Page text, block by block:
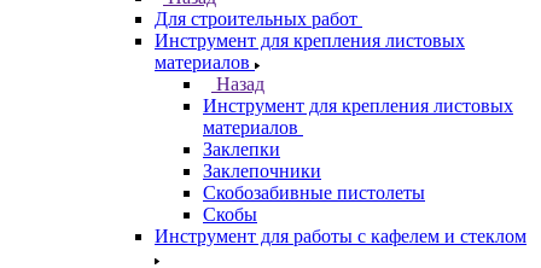
Для строительных работ
Инструмент для крепления листовых
материалов
Назад
Инструмент для крепления листовых
материалов
Заклепки
Заклепочники
Скобозабивные пистолеты
Скобы
Инструмент для работы с кафелем и стеклом